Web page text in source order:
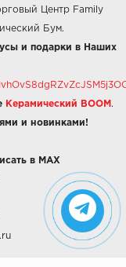
Центр Family
Бум.
и подарки в Наших
Керамический BOOM .
и новинками!
в MAX